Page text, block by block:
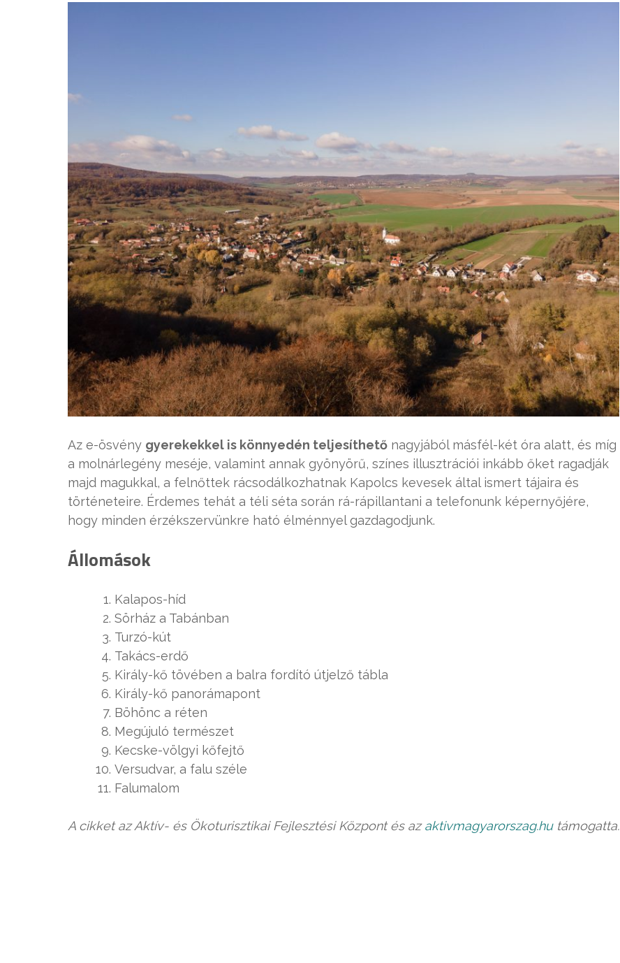
Az e-ösvény gyerekekkel is könnyedén teljesíthető nagyjából másfél-két óra alatt, és míg
a molnárlegény meséje, valamint annak gyönyörű, színes illusztrációi inkább őket ragadják
majd magukkal, a felnőttek rácsodálkozhatnak Kapolcs kevesek által ismert tájaira és
történeteire. Érdemes tehát a téli séta során rá-rápillantani a telefonunk képernyőjére,
hogy minden érzékszervünkre ható élménnyel gazdagodjunk.
Állomások
Kalapos-híd
Sörház a Tabánban
Turzó-kút
Takács-erdő
Király-kő tövében a balra fordító útjelző tábla
Király-kő panorámapont
Böhönc a réten
Megújuló természet
Kecske-völgyi kőfejtő
Versudvar, a falu széle
Falumalom
A cikket az Aktív- és Ökoturisztikai Fejlesztési Központ és azaktivmagyarorszag.hutámogatta.